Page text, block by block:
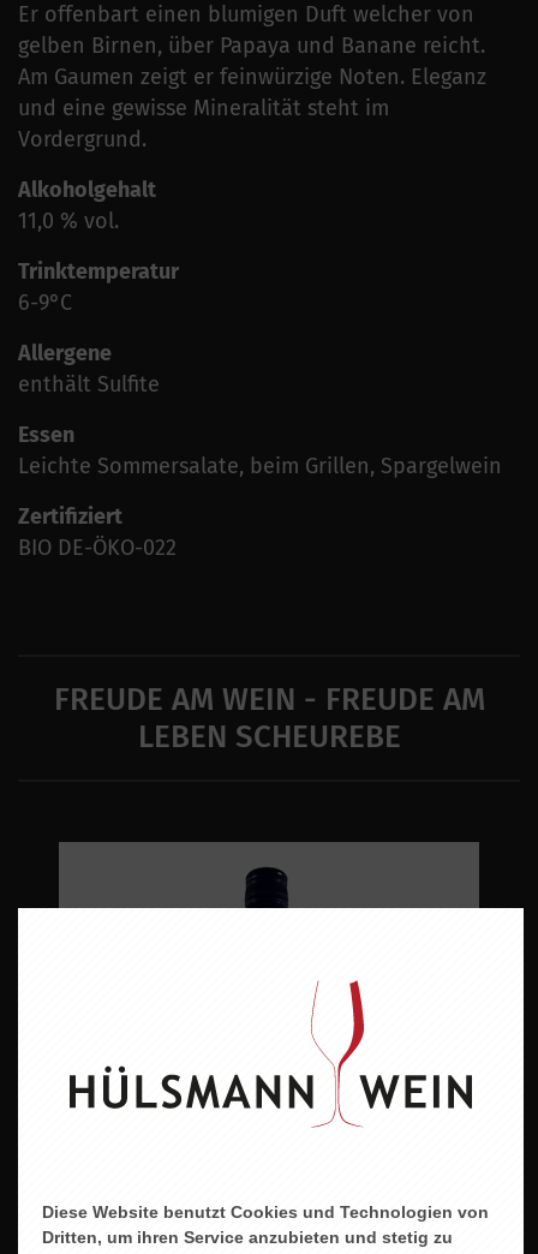
Er offenbart einen blumigen Duft welcher von
gelben Birnen, über Papaya und Banane reicht.
Am Gaumen zeigt er feinwürzige Noten. Eleganz
und eine gewisse Mineralität steht im
Vordergrund.
Alkoholgehalt
11,0 % vol.
Trinktemperatur
6-9°C
Allergene
enthält Sulfite
Essen
Leichte Sommersalate, beim Grillen, Spargelwein
Zertifiziert
BIO DE-ÖKO-022
FREUDE AM WEIN - FREUDE AM
LEBEN SCHEUREBE
Diese Website benutzt Cookies und Technologien von
Dritten, um ihren Service anzubieten und stetig zu